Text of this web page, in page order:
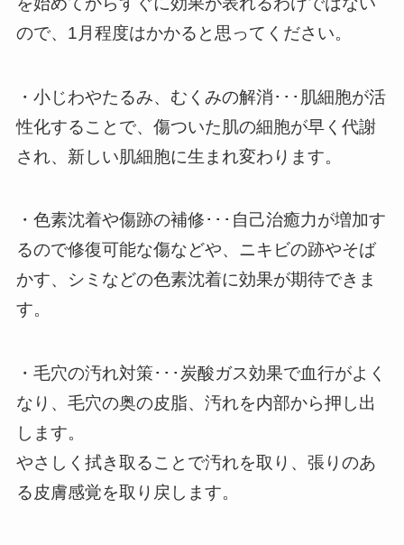
ので、1月程度はかかると思ってください。
・小じわやたるみ、むくみの解消･･･肌細胞が活
性化することで、傷ついた肌の細胞が早く代謝
され、新しい肌細胞に生まれ変わります。
・色素沈着や傷跡の補修･･･自己治癒力が増加す
るので修復可能な傷などや、ニキビの跡やそば
かす、シミなどの色素沈着に効果が期待できま
す。
・毛穴の汚れ対策･･･炭酸ガス効果で血行がよく
なり、毛穴の奥の皮脂、汚れを内部から押し出
します。
やさしく拭き取ることで汚れを取り、張りのあ
る皮膚感覚を取り戻します。